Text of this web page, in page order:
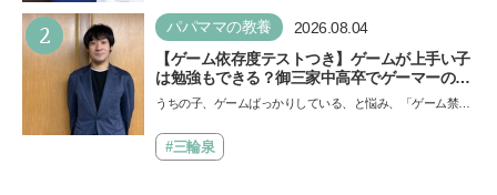
い…
2 パパママの教養 2026.08.04
【ゲーム依存度テストつき】ゲームが上手い子
は勉強もできる？御三家中高卒でゲーマーの医
師・阿部智史さんが教えるゲームしながら受験
で勝つためのメソッド
うちの子、ゲームばっかりしている、と悩み、「ゲーム禁
も…#三輪泉